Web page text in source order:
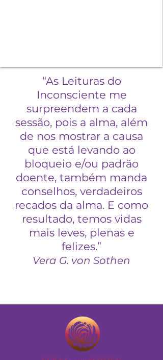
“As Leituras do
Inconsciente me
surpreendem a cada
sessão, pois a alma, além
de nos mostrar a causa
que está levando ao
bloqueio e/ou padrão
doente, também manda
conselhos, verdadeiros
recados da alma. E como
resultado, temos vidas
mais leves, plenas e
felizes.”
Vera G. von Sothen